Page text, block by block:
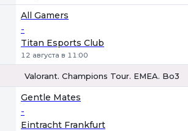
All Gamers
-
Titan Esports Club
12 августа в 11:00
Valorant. Champions Tour. EMEA. Bo3
Gentle Mates
-
Eintracht Frankfurt